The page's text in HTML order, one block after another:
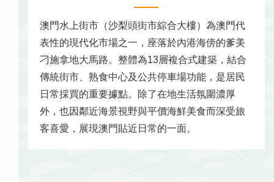
澳門水上街市（沙梨頭街市綜合大樓）為澳門代
表性的現代化市場之一，座落於內港海傍的爹美
刁施拿地大馬路。整體為13層複合式建築，結合
傳統街市、熟食中心及公共停車場功能，是居民
日常採買的重要據點。除了在地生活氛圍濃厚
外，也因鄰近海景視野與平價海鮮美食而深受旅
客喜愛，展現澳門貼近日常的一面。